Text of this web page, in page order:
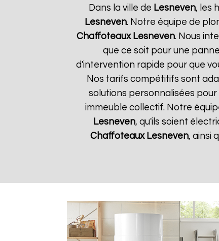
Dans la ville de Lesneven, les
Lesneven. Notre équipe de
Chaffoteaux Lesneven. Nous
que ce soit pour une
d'intervention rapide pour que
Nos tarifs compétitifs sont
solutions personnalisées
immeuble collectif. Notre
Lesneven, qu'ils soient
Chaffoteaux Lesneven, ainsi